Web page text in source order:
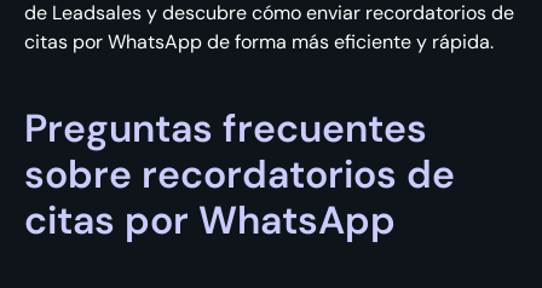
de Leadsales y descubre cómo enviar recordatorios de
citas por WhatsApp de forma más eficiente y rápida.
Preguntas frecuentes
sobre recordatorios de
citas por WhatsApp